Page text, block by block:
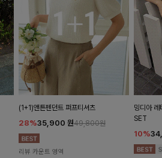
(1+1)앤튼펜던트 퍼프티셔츠
28%35,900 원49,800원
리뷰 카운트 영역
밍디아 레
SET
10%